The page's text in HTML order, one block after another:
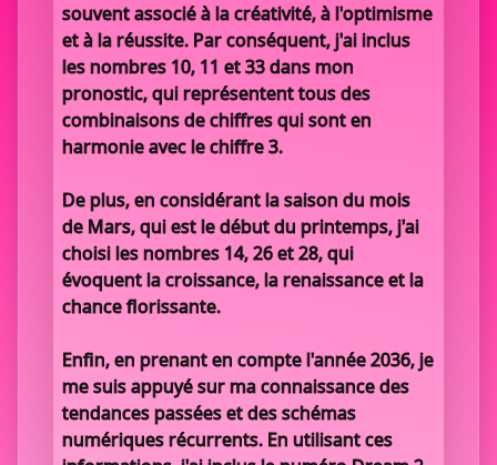
souvent associé à la créativité, à l'optimisme
et à la réussite. Par conséquent, j'ai inclus
les nombres 10, 11 et 33 dans mon
pronostic, qui représentent tous des
combinaisons de chiffres qui sont en
harmonie avec le chiffre 3.
De plus, en considérant la saison du mois
de Mars, qui est le début du printemps, j'ai
choisi les nombres 14, 26 et 28, qui
évoquent la croissance, la renaissance et la
chance florissante.
Enfin, en prenant en compte l'année 2036, je
me suis appuyé sur ma connaissance des
tendances passées et des schémas
numériques récurrents. En utilisant ces